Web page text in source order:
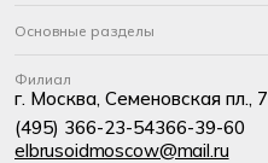
Основные разделы
Филиал
г. Москва, Семеновская пл., 7
(495) 366-23-54366-39-60
elbrusoidmoscow@mail.ru